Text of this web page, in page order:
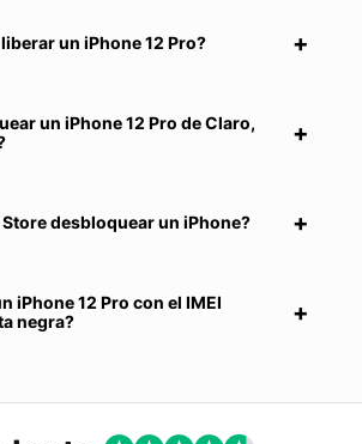
un iPhone 12 Pro?
un iPhone 12 Pro de Claro,
Store desbloquear un iPhone?
iPhone 12 Pro con el IMEI
negra?